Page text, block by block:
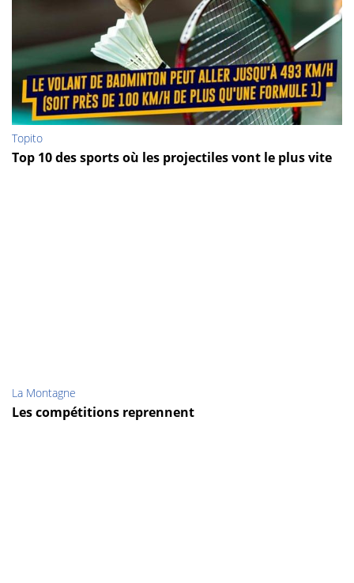
Topito
Top 10 des sports où les projectiles vont le plus vite
La Montagne
Les compétitions reprennent